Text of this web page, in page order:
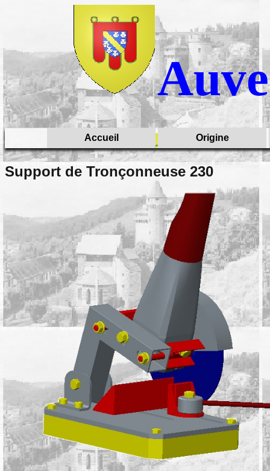
Accueil
Contact
Origine
Généalogie
Photos de Famille
Le Cantal
Coup de Coeur
Support de Tronçonneuse 230